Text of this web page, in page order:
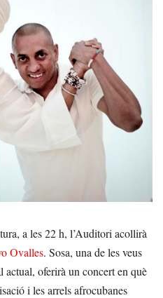
a les 22 h, l’Auditori acollirà
Ovalles. Sosa, una de les veus
actual, oferirà un concert en què
i les arrels afrocubanes